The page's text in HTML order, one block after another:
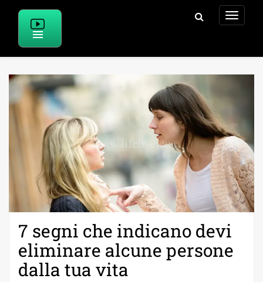
7 segni che indicano devi
eliminare alcune persone
dalla tua vita